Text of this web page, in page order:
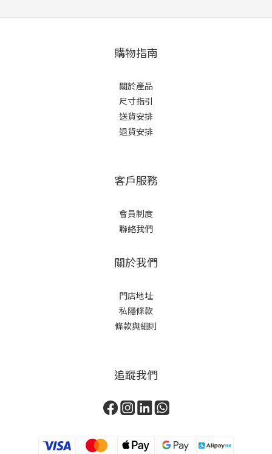
購物指南
關於產品
尺寸指引
送貨安排
退貨安排
客戶服務
會員制度
聯絡我們
關於我們
門店地址
私隱條款
條款與細則
追蹤我們